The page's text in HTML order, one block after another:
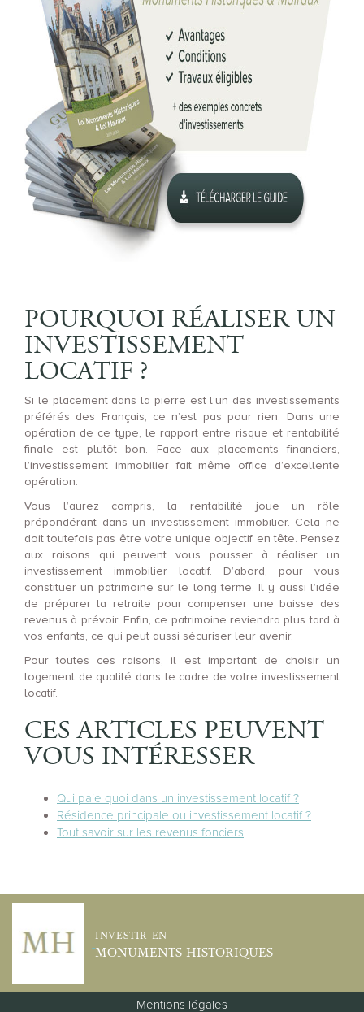
POURQUOI RÉALISER UN
INVESTISSEMENT
LOCATIF ?
Si le placement dans la pierre est l’un des investissements
préférés des Français, ce n’est pas pour rien. Dans une
opération de ce type, le rapport entre risque et rentabilité
finale est plutôt bon. Face aux placements financiers,
l’investissement immobilier fait même office d’excellente
opération.
Vous l’aurez compris, la rentabilité joue un rôle
prépondérant dans un investissement immobilier. Cela ne
doit toutefois pas être votre unique objectif en tête. Pensez
aux raisons qui peuvent vous pousser à réaliser un
investissement immobilier locatif. D’abord, pour vous
constituer un patrimoine sur le long terme. Il y aussi l’idée
de préparer la retraite pour compenser une baisse des
revenus à prévoir. Enfin, ce patrimoine reviendra plus tard à
vos enfants, ce qui peut aussi sécuriser leur avenir.
Pour toutes ces raisons, il est important de choisir un
logement de qualité dans le cadre de votre investissement
locatif.
CES ARTICLES PEUVENT
VOUS INTÉRESSER
Qui paie quoi dans un investissement locatif ?
Résidence principale ou investissement locatif ?
Tout savoir sur les revenus fonciers
INVESTIR EN
MONUMENTS HISTORIQUES
Mentions légales